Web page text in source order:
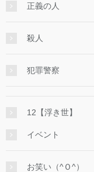
正義の人
殺人
犯罪警察
12【浮き世】
イベント
お笑い（^Ｏ^）